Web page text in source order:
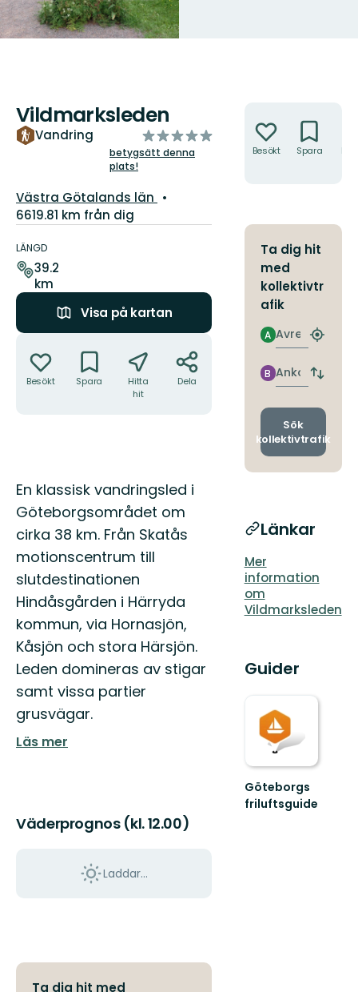
Vildmarksleden
Vandring
av
5
betygsätt denna
plats!
Län:
Västra Götalands län
6619.81 km från dig
om
leden
LÄNGD
39.2
km
Visa på kartan
Besökt Spara
Hitta
hit
Dela
Beskrivning
En klassisk vandringsled i
Göteborgsområdet om
cirka 38 km. Från Skatås
motionscentrum till
slutdestinationen
Hindåsgården i Härryda
kommun, via Hornasjön,
Kåsjön och stora Härsjön.
Leden domineras av stigar
samt vissa partier
grusvägar.
Läs mer
Väderprognos (kl. 12.00)
Laddar...
Ta dig hit med
Besökt Spara
Ta dig hit
med
kollektivtr
afik
Avresa
A
Hitta
Ankomst
B
Byt
och
Sök
kollektivtrafik
Länkar
Mer
information
om
Vildmarksleden
Guider
Göteborgs
friluftsguide